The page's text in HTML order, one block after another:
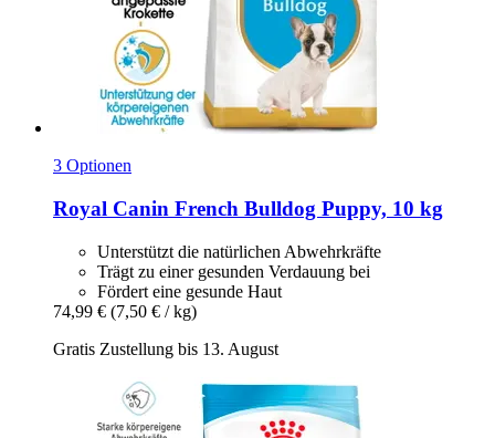
3 Optionen
Royal Canin French Bulldog Puppy, 10 kg
Unterstützt die natürlichen Abwehrkräfte
Trägt zu einer gesunden Verdauung bei
Fördert eine gesunde Haut
74,99 € (7,50 € / kg)
Gratis Zustellung bis 13. August